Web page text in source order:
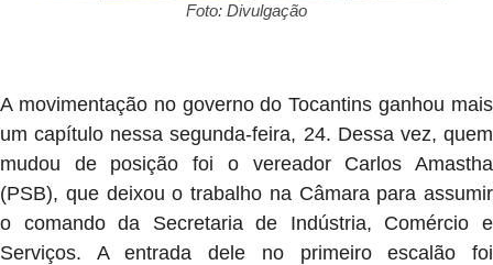
Foto: Divulgação
A movimentação no governo do Tocantins ganhou mais
um capítulo nessa segunda-feira, 24. Dessa vez, quem
mudou de posição foi o vereador Carlos Amastha
(PSB), que deixou o trabalho na Câmara para assumir
o comando da Secretaria de Indústria, Comércio e
Serviços. A entrada dele no primeiro escalão foi